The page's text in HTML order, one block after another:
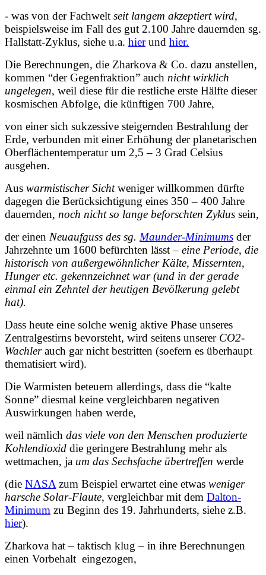
- was von der Fachwelt seit langem akzeptiert wird,
beispielsweise im Fall des gut 2.100 Jahre dauernden sg.
Hallstatt-Zyklus, siehe u.a. hierund hier.
Die Berechnungen, die Zharkova & Co. dazu anstellen,
kommen “der Gegenfraktion” auch nicht wirklich
ungelegen, weil diese für die restliche erste Hälfte dieser
kosmischen Abfolge, die künftigen 700 Jahre,
von einer sich sukzessive steigernden Bestrahlung der
Erde, verbunden mit einer Erhöhung der planetarischen
Oberflächentemperatur um 2,5 – 3 Grad Celsius
ausgehen.
Aus warmistischer Sichtweniger willkommen dürfte
dagegen die Berücksichtigung eines 350 – 400 Jahre
dauernden, noch nicht so lange beforschten Zyklus sein,
der einen Neuaufguss des sg. Maunder-Minimums der
Jahrzehnte um 1600 befürchten lässt – eine Periode, die
historisch von außergewöhnlicher Kälte, Missernten,
Hunger etc. gekennzeichnet war (und in der gerade
einmal ein Zehntel der heutigen Bevölkerung gelebt
hat).
Dass heute eine solche wenig aktive Phase unseres
Zentralgestirns bevorsteht, wird seitens unserer CO2-
Wachlerauch gar nicht bestritten (soefern es überhaupt
thematisiert wird).
Die Warmisten beteuern allerdings, dass die “kalte
Sonne” diesmal keine vergleichbaren negativen
Auswirkungen haben werde,
weil nämlich das viele von den Menschen produzierte
Kohlendioxid die geringere Bestrahlung mehr als
wettmachen, ja um das Sechsfache übertreffen werde
(die NASA zum Beispiel erwartet eine etwas weniger
harsche Solar-Flaute, vergleichbar mit dem Dalton-
Minimum zu Beginn des 19. Jahrhunderts, siehe z.B.
hier).
Zharkova hat – taktisch klug – in ihre Berechnungen
einen Vorbehalt eingezogen,